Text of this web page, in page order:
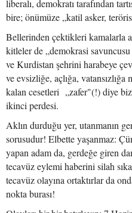
liberalı, demokratı tarafından
bire; önümüze „katil asker,
Bellerinden çektikleri kamalarla
kitleler de „demokrasi
ve Kurdistan şehrini harabeye
ve evsizliğe, açlığa,
kalan cesetleri „zafer"(!) diye
ikinci perdesi.
Aklın durduğu yer, utanmanın
sorusudur! Elbette yaşanmaz:
yapan adam da, gerdeğe giren
tecavüz eylemi haberini silah
tecavüz olayına ortaktırlar da
nokta burası!